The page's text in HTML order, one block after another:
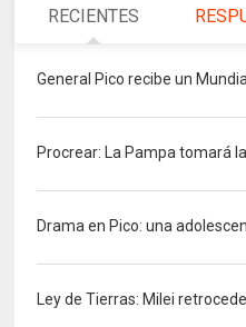
RECIENTES
General Pico recibe un
Procrear: La Pampa tomará
Drama en Pico: una
Ley de Tierras: Milei retrocede